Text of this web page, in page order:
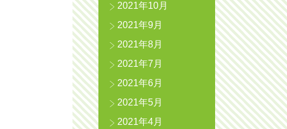
2021年10月
2021年9月
2021年8月
2021年7月
2021年6月
2021年5月
2021年4月